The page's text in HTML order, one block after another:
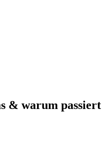
& warum passiert